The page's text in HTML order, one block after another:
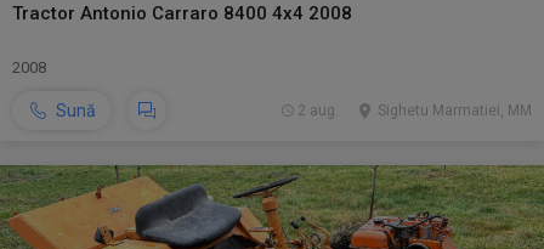
Tractor Antonio Carraro 8400 4x4 2008
2008
Sună Sighetu Marmatiei, MM
2 aug.